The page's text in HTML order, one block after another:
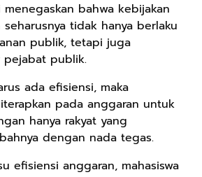
bahwa kebijakan
tidak hanya berlaku
publik, tetapi juga
pejabat publik.
ada efisiensi, maka
pada anggaran untuk
hanya rakyat yang
dengan nada tegas.
efisiensi anggaran, mahasiswa